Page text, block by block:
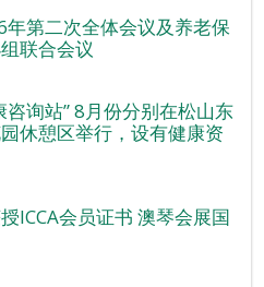
第二次全体会议及养老保
联合会议
咨询站” 8月份分别在松山东
休憩区举行，设有健康资
ICCA会员证书 澳琴会展国